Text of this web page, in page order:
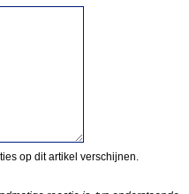
op dit artikel verschijnen.